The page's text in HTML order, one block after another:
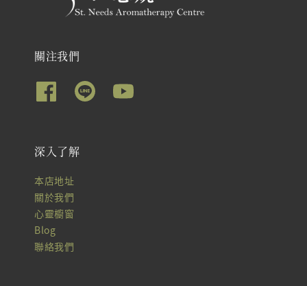
關注我們
深入了解
本店地址
關於我們
心靈櫥窗
Blog
聯絡我們